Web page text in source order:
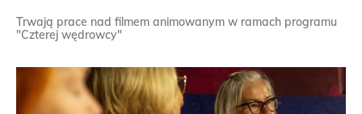
Trwają prace nad filmem animowanym w ramach programu
"Czterej wędrowcy"